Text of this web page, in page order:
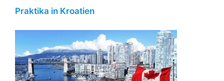
Praktika in Kroatien